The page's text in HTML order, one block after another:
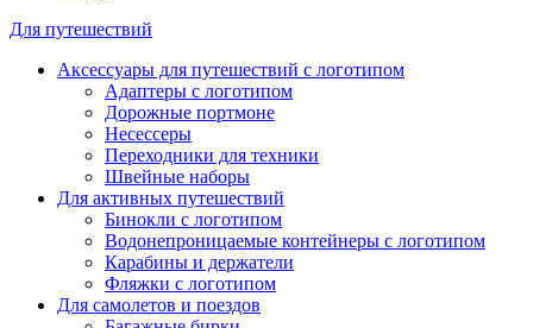
Для путешествий
Аксессуары для путешествий с логотипом
Адаптеры с логотипом
Дорожные портмоне
Несессеры
Переходники для техники
Швейные наборы
Для активных путешествий
Бинокли с логотипом
Водонепроницаемые контейнеры с логотипом
Карабины и держатели
Фляжки с логотипом
Для самолетов и поездов